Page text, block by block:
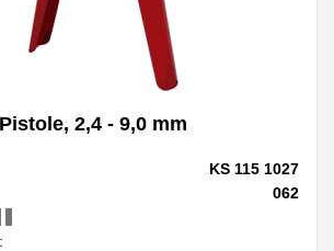
2,4 - 9,0 mm
KS 115 1027
062